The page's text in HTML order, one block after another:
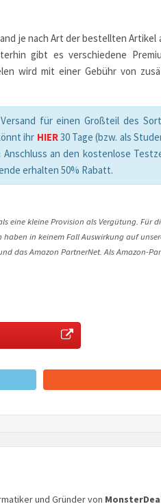
je nach Art der bestellten Artikel
gibt es verschiedene
wird mit einer Gebühr von
für einen Großteil des
ihr HIER30 Tage (bzw. als
an den kostenlose
erhalten 50% Rabatt.
eine kleine Provision als Vergütung. Für
in keinem Fall Auswirkung auf
das Amazon PartnerNet. Als Amazon-
und Gründer von